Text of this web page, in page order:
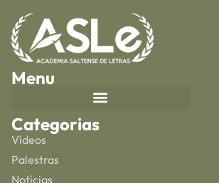
Menu
Categorias
Vídeos
Palestras
Notícias